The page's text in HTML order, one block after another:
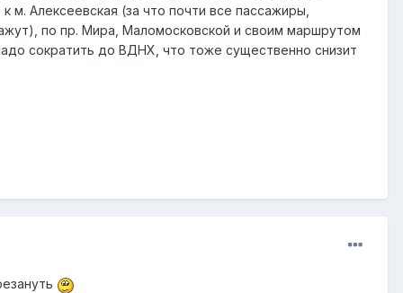
Алексеевская (за что почти все пассажиры,
по пр. Мира, Маломосковской и своим маршрутом
сократить до ВДНХ, что тоже существенно снизит